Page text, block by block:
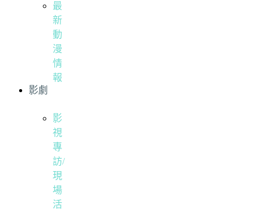
最
新
動
漫
情
報
影劇
影
視
專
訪/
現
場
活